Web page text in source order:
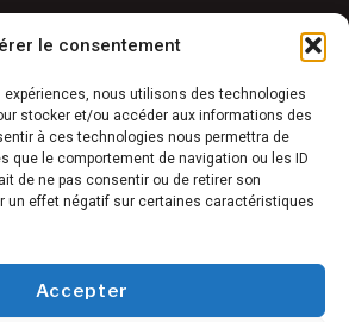
le consentement
expériences, nous utilisons des technologies
stocker et/ou accéder aux informations des
à ces technologies nous permettra de
que le comportement de navigation ou les ID
de ne pas consentir ou de retirer son
un effet négatif sur certaines caractéristiques
Accepter